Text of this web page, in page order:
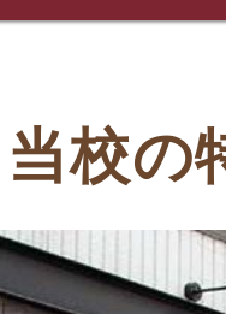
ムセカン
問
プ
当校の